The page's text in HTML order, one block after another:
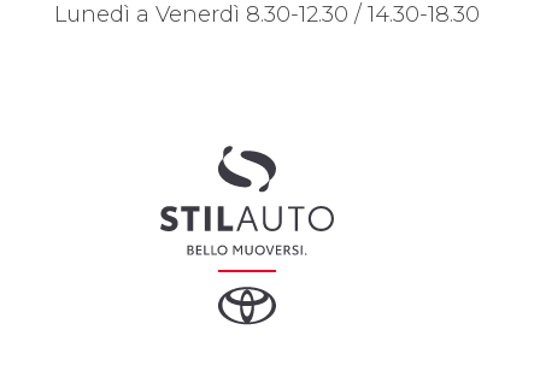
Lunedì a Venerdì 8.30-12.30 / 14.30-18.30